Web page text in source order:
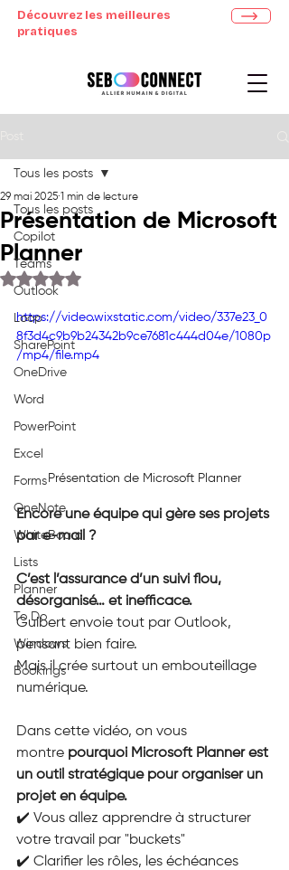
Découvrez les meilleures
pratiques
Tous les posts
Copilot
Teams
Outlook
Loop
SharePoint
OneDrive
Word
PowerPoint
Excel
Forms
OneNote
WhiteBoard
Lists
Planner
To Do
Windows
Bookings
Tous les posts
Présentation de Microsoft
Planner
29 mai 2025 1 min de lecture
Noté NaN étoiles sur 5.
https://video.wixstatic.com/video/337e23_0
8f3d4c9b9b24342b9ce7681c444d04e/1080p
/mp4/file.mp4
Présentation de Microsoft Planner
Encore une équipe qui gère ses projets
par e-mail ?
C’est l’assurance d’un suivi flou,
désorganisé… et inefficace.
Guibert envoie tout par Outlook,
pensant bien faire.
Mais il crée surtout un embouteillage
numérique.
Dans cette vidéo, on vous
montre pourquoi Microsoft Planner est
un outil stratégique pour organiser un
projet en équipe.
✔️ Vous allez apprendre à structurer
votre travail par "buckets"
✔️ Clarifier les rôles, les échéances